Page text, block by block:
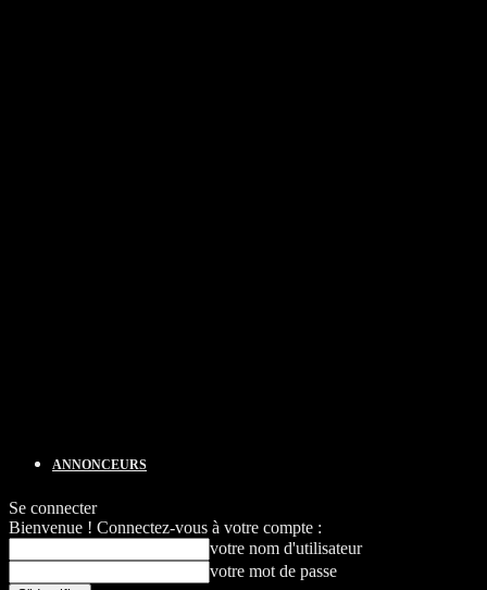
ANNONCEURS
Se connecter
Bienvenue ! Connectez-vous à votre compte :
votre nom d'utilisateur
votre mot de passe